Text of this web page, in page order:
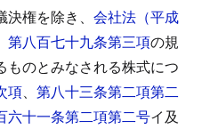
権を除き、 会社法（平成
第八百七十九条第三項の規
ものとみなされる株式につ
項、 第八十三条第二項第二
六十一条第二項第二号イ及